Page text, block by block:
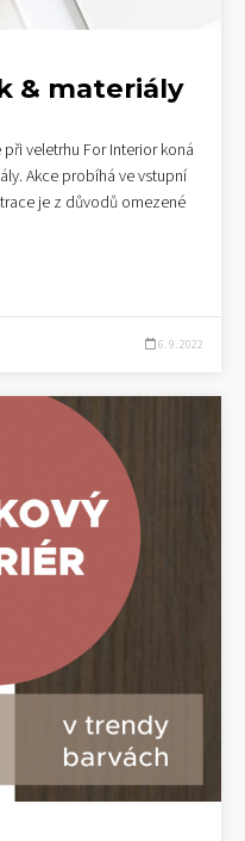
& materiály
veletrhu For Interior koná
Akce probíhá ve vstupní
je z důvodů omezené
6. 9. 2022